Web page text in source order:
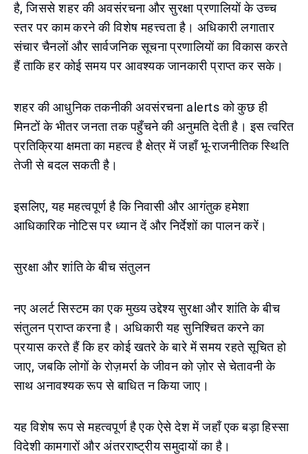
है, जिससे शहर की अवसंरचना और सुरक्षा प्रणालियों के उच्च
स्तर पर काम करने की विशेष महत्त्वता है। अधिकारी लगातार
संचार चैनलों और सार्वजनिक सूचना प्रणालियों का विकास करते
हैं ताकि हर कोई समय पर आवश्यक जानकारी प्राप्त कर सके।
शहर की आधुनिक तकनीकी अवसंरचना alerts को कुछ ही
मिनटों के भीतर जनता तक पहुँचने की अनुमति देती है। इस त्वरित
प्रतिक्रिया क्षमता का महत्व है क्षेत्र में जहाँ भू-राजनीतिक स्थिति
तेजी से बदल सकती है।
इसलिए, यह महत्वपूर्ण है कि निवासी और आगंतुक हमेशा
आधिकारिक नोटिस पर ध्यान दें और निर्देशों का पालन करें।
सुरक्षा और शांति के बीच संतुलन
नए अलर्ट सिस्टम का एक मुख्य उद्देश्य सुरक्षा और शांति के बीच
संतुलन प्राप्त करना है। अधिकारी यह सुनिश्चित करने का
प्रयास करते हैं कि हर कोई खतरे के बारे में समय रहते सूचित हो
जाए, जबकि लोगों के रोज़मर्रा के जीवन को ज़ोर से चेतावनी के
साथ अनावश्यक रूप से बाधित न किया जाए।
यह विशेष रूप से महत्वपूर्ण है एक ऐसे देश में जहाँ एक बड़ा हिस्सा
विदेशी कामगारों और अंतरराष्ट्रीय समुदायों का है।